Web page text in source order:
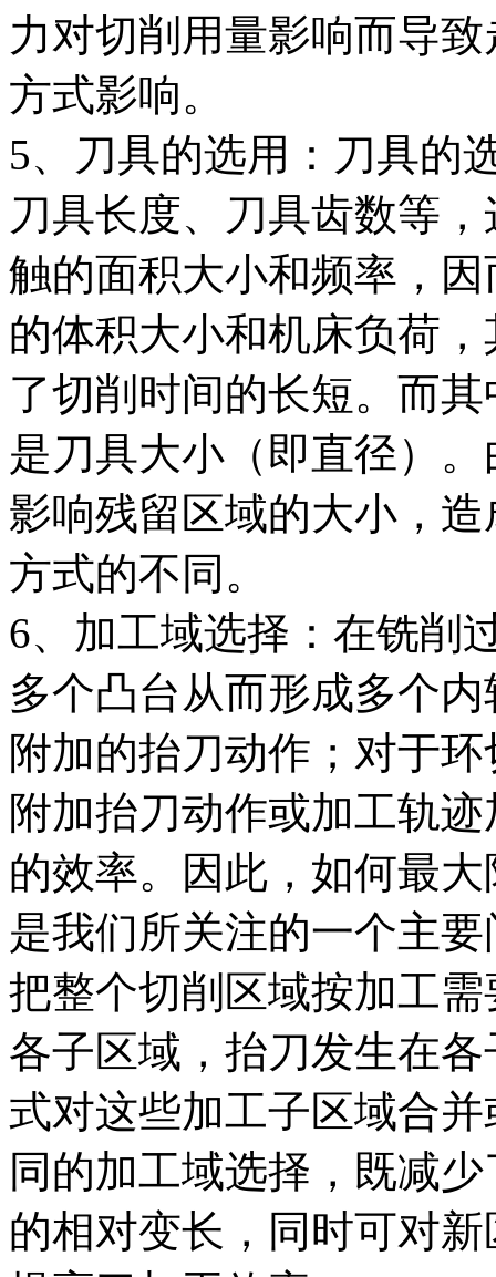
力对切削用量影响而导
方式影响。
5、刀具的选用：刀具的
刀具长度、刀具齿数等
触的面积大小和频率，
的体积大小和机床负荷
了切削时间的长短。而
是刀具大小（即直径）
影响残留区域的大小，
方式的不同。
6、加工域选择：在铣削
多个凸台从而形成多个
附加的抬刀动作；对于
附加抬刀动作或加工轨
的效率。因此，如何最
是我们所关注的一个主要
把整个切削区域按加工
各子区域，抬刀发生在
式对这些加工子区域合
同的加工域选择，既减
的相对变长，同时可对